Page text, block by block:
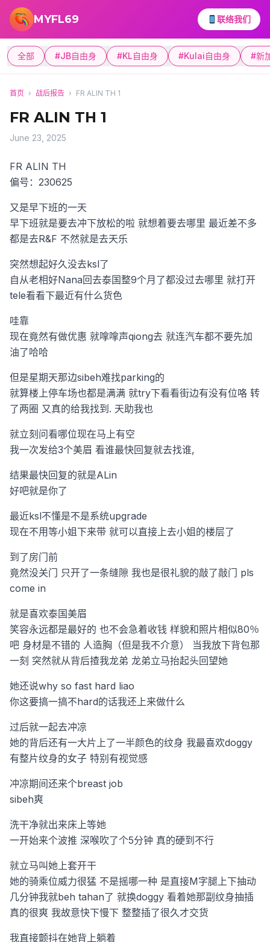
跳转到主要内容
MYFL69 联络我们
全部 #JB自由身 #KL自由身 #Kulai自由身 #新
首页 › 战后报告 › FR ALIN TH 1
FR ALIN TH 1
June 23, 2025
FR ALIN TH
偏号：230625
又是早下班的一天
早下班就是要去冲下放松的啦 就想着要去哪里 最近差不多
都是去R&F 不然就是去天乐
突然想起好久没去ksl了
自从老相好Nana回去泰国整9个月了都没过去哪里 就打开
tele看看下最近有什么货色
哇靠
现在竟然有做优惠 就嗱嗱声qiong去 就连汽车都不要先加
油了哈哈
但是星期天那边sibeh难找parking的
就算楼上停车场也都是满满 就try下看看街边有没有位咯 转
了两圈 又真的给我找到. 天助我也
就立刻问看哪位现在马上有空
我一次发给3个美眉 看谁最快回复就去找谁,
结果最快回复的就是ALin
好吧就是你了
最近ksl不懂是不是系统upgrade
现在不用等小姐下来带 就可以直接上去小姐的楼层了
到了房门前
竟然没关门 只开了一条缝隙 我也是很礼貌的敲了敲门 pls
come in
就是喜欢泰国美眉
笑容永远都是最好的 也不会急着收钱 样貌和照片相似80％
吧 身材是不错的 人造胸（但是我不介意）
当我放下背包那
一刻 突然就从背后揸我龙弟 龙弟立马抬起头回望她
她还说why so fast hard liao
你这要搞一搞不hard的话我还上来做什么
过后就一起去冲凉
她的背后还有一大片上了一半颜色的纹身 我最喜欢doggy
有整片纹身的女子 特别有视觉感
冲凉期间还来个breast job
sibeh爽
洗干净就出来床上等她
一开始来个波推 深喉吹了个5分钟 真的硬到不行
就立马叫她上套开干
她的骑乘位威力很猛 不是摇哪一种 是直接M字腿上下抽动
几分钟我就beh tahan了 就换doggy 看着她那副纹身抽插
真的很爽 我故意快下慢下 整整插了很久才交货
我直接颤抖在她背上躺着